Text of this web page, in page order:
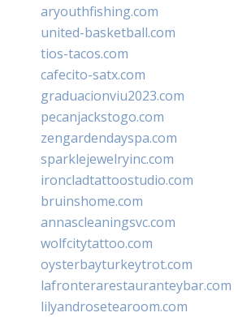
aryouthfishing.com
united-basketball.com
tios-tacos.com
cafecito-satx.com
graduacionviu2023.com
pecanjackstogo.com
zengardendayspa.com
sparklejewelryinc.com
ironcladtattoostudio.com
bruinshome.com
annascleaningsvc.com
wolfcitytattoo.com
oysterbayturkeytrot.com
lafronterarestauranteybar.com
lilyandrosetearoom.com